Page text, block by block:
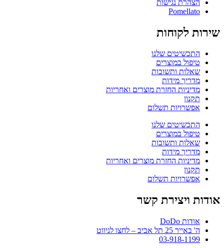
הצהרת נגישות
Pomellato
שירות לקוחות
התכשיטים שלנו
טיפול במוצרים
שאלות ותשובות
מדריך מידות
מדיניות החזרת מוצרים ואחריות
תקנון
אפשרויות תשלום
התכשיטים שלנו
טיפול במוצרים
שאלות ותשובות
מדריך מידות
מדיניות החזרת מוצרים ואחריות
תקנון
אפשרויות תשלום
אודות ויצירת קשר
אודות DoDo
ה' באייר 25 תל אביב – לחצו לניווט
03-918-1199